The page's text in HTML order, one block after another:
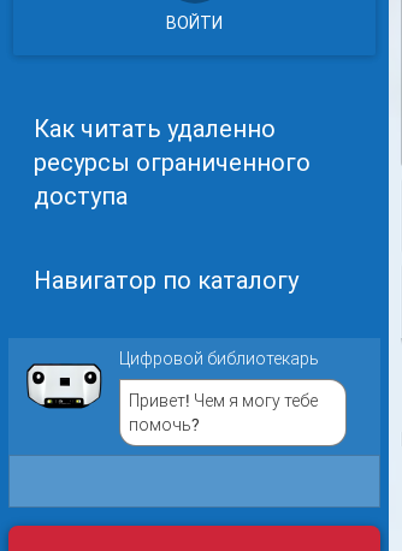
ВОЙТИ
Как читать удаленно
ресурсы ограниченного
доступа
Навигатор по каталогу
Цифровой библиотекарь
Привет! Чем я могу тебе
помочь?